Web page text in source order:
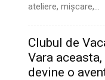
ateliere, mișcare,...
Clubul de
Vara
devine o